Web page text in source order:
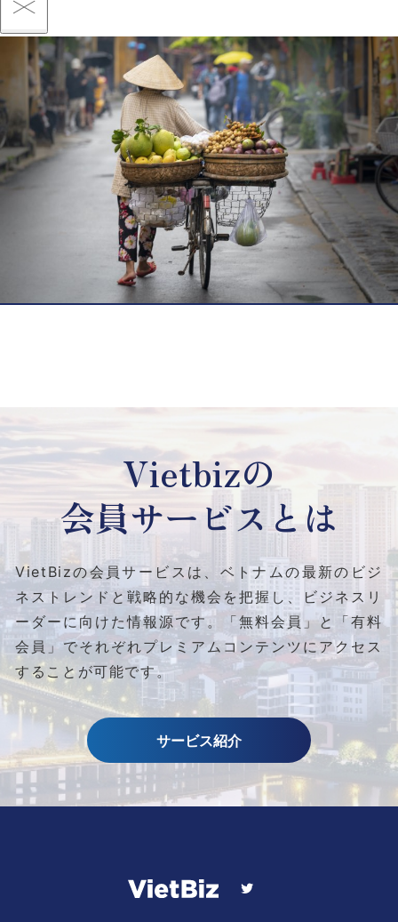
Vietbizの
会員サービスとは
VietBizの会員サービスは、ベトナムの最新のビジ
ネストレンドと戦略的な機会を把握し、ビジネスリ
ーダーに向けた情報源です。
「無料会員」と「有料
会員」でそれぞれプレミアムコンテンツにアクセス
することが可能です。
サービス紹介